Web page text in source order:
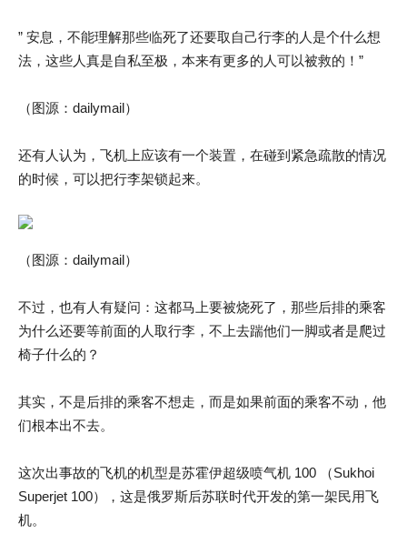
” 安息，不能理解那些临死了还要取自己行李的人是个什么想
法，这些人真是自私至极，本来有更多的人可以被救的！”
（图源：dailymail）
还有人认为，飞机上应该有一个装置，在碰到紧急疏散的情况
的时候，可以把行李架锁起来。
（图源：dailymail）
不过，也有人有疑问：这都马上要被烧死了，那些后排的乘客
为什么还要等前面的人取行李，不上去踹他们一脚或者是爬过
椅子什么的？
其实，不是后排的乘客不想走，而是如果前面的乘客不动，他
们根本出不去。
这次出事故的飞机的机型是苏霍伊超级喷气机 100 （Sukhoi
Superjet 100），这是俄罗斯后苏联时代开发的第一架民用飞
机。